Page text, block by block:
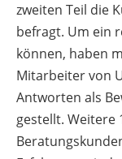
zweiten Teil die
befragt. Um ein
können, haben
Mitarbeiter von
Antworten als
gestellt. Weitere